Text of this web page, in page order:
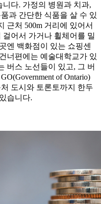
다. 가정의 병원과 치과,
과 간단한 식품을 살 수 있
근처 500m 거리에 있어서
어서 가거나 휠체어를 밀
엔 백화점이 있는 쇼핑센
너편에는 예술대학교가 있
버스 노선들이 있고, 그 버
of Ontario)
도시와 토론토까지 한두
습니다.